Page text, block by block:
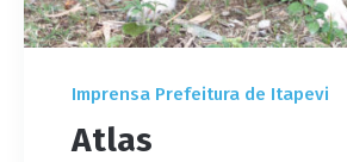
Imprensa Prefeitura de Itapevi
Atlas